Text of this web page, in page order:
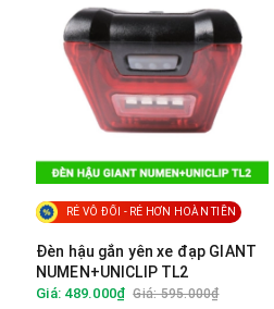
RẺ VÔ ĐỐI - RẺ HƠN HOÀN TIỀN
Đèn hậu gắn yên xe đạp GIANT
NUMEN+UNICLIP TL2
Giá: 489.000₫ Giá: 595.000₫